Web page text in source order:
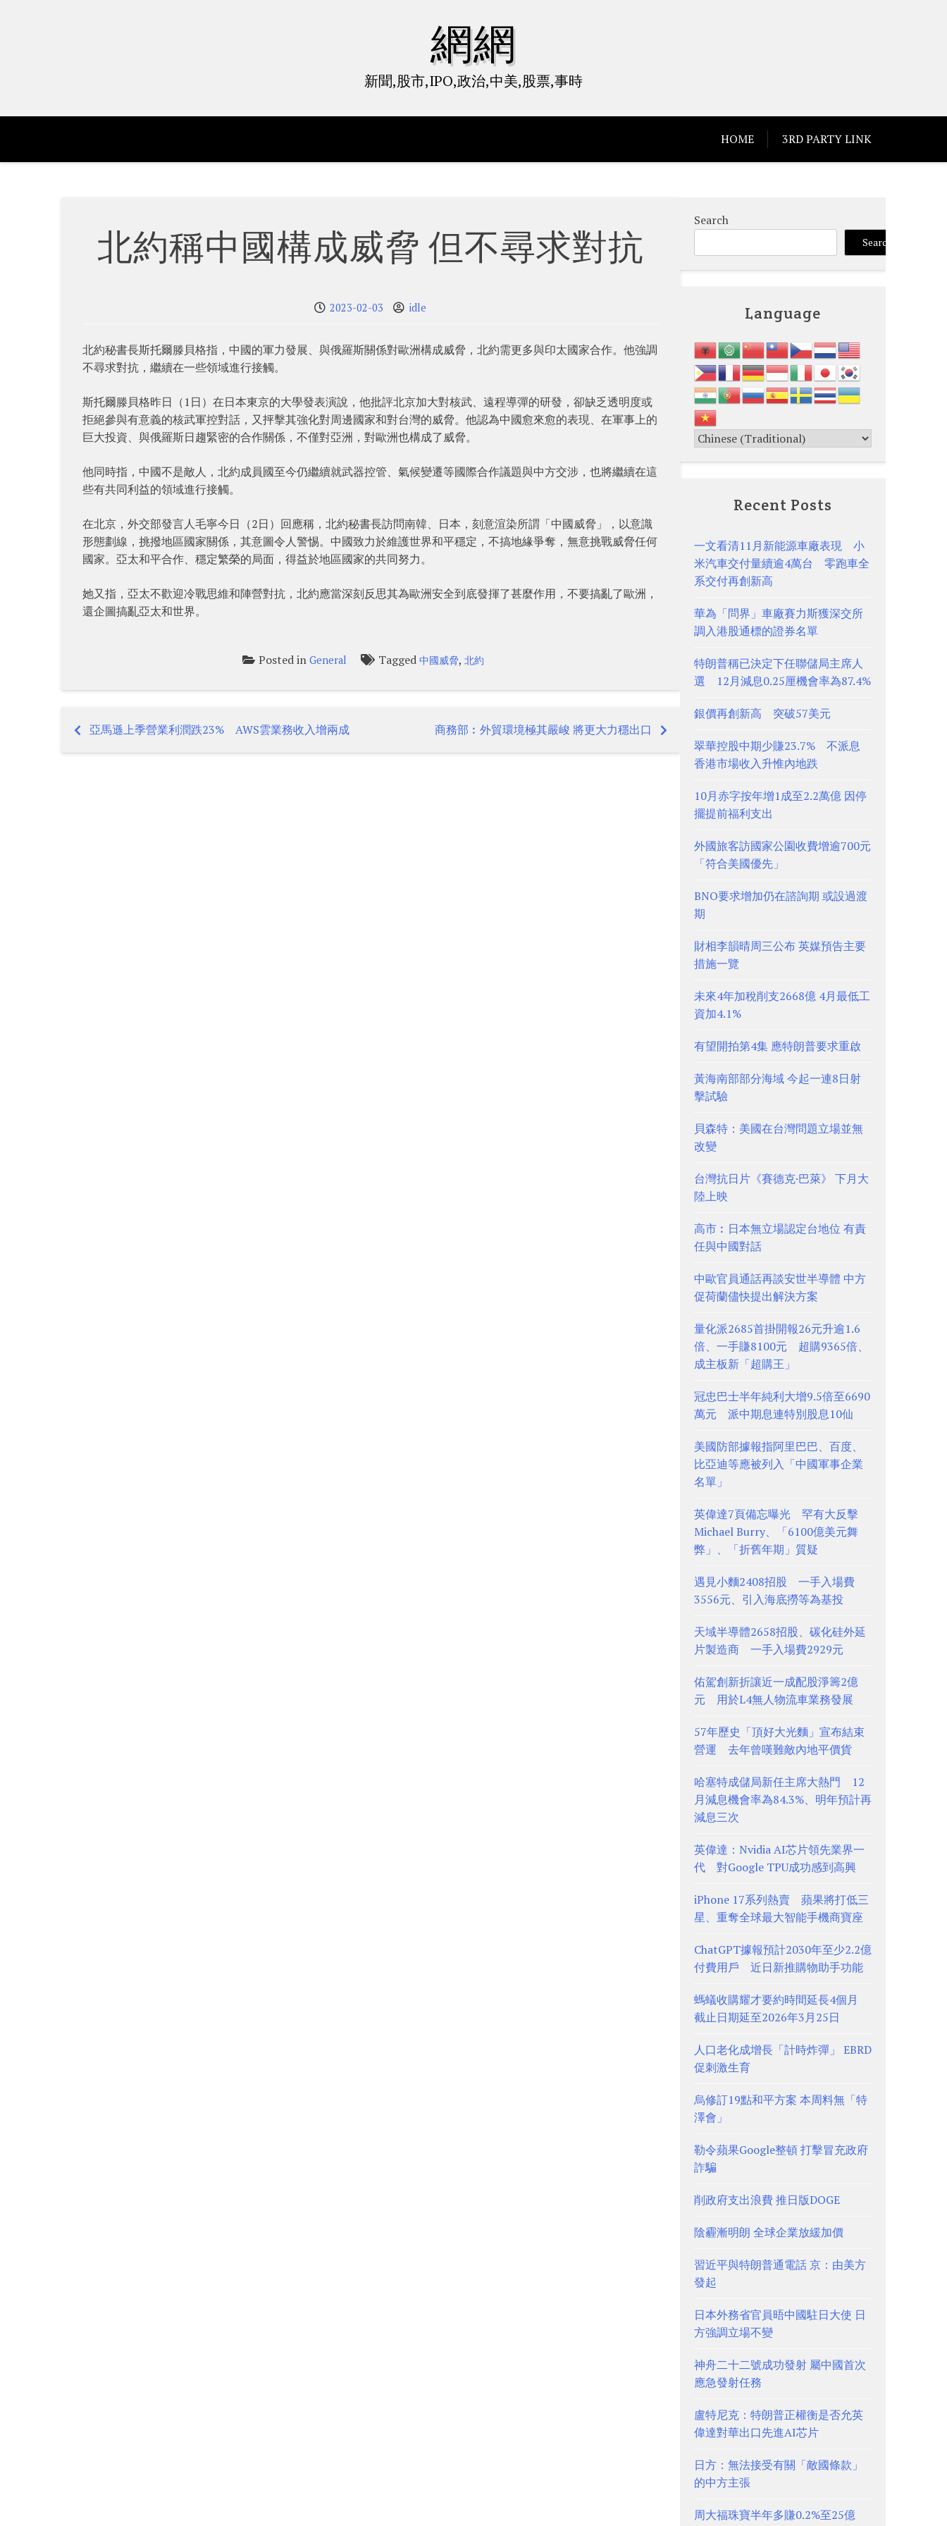
網網
新聞,股市,IPO,政治,中美,股票,事時
HOME 3RD PARTY LINK
北約稱中國構成威脅 但不尋求對抗
2023-02-03 idle
北約秘書長斯托爾滕貝格指，中國的軍力發展、與俄羅斯關係對歐洲構成威脅，北約需更多與印太國家合作。他強調
不尋求對抗，繼續在一些領域進行接觸。
斯托爾滕貝格昨日（1日）在日本東京的大學發表演說，他批評北京加大對核武、遠程導彈的研發，卻缺乏透明度或
拒絕參與有意義的核武軍控對話，又抨擊其強化對周邊國家和對台灣的威脅。他認為中國愈來愈的表現、在軍事上的
巨大投資、與俄羅斯日趨緊密的合作關係，不僅對亞洲，對歐洲也構成了威脅。
他同時指，中國不是敵人，北約成員國至今仍繼續就武器控管、氣候變遷等國際合作議題與中方交涉，也將繼續在這
些有共同利益的領域進行接觸。
在北京，外交部發言人毛寧今日（2日）回應稱，北約秘書長訪問南韓、日本，刻意渲染所謂「中國威脅」，以意識
形態劃線，挑撥地區國家關係，其意圖令人警惕。中國致力於維護世界和平穩定，不搞地緣爭奪，無意挑戰威脅任何
國家。亞太和平合作、穩定繁榮的局面，得益於地區國家的共同努力。
她又指，亞太不歡迎冷戰思維和陣營對抗，北約應當深刻反思其為歐洲安全到底發揮了甚麼作用，不要搞亂了歐洲，
還企圖搞亂亞太和世界。
Posted inGeneral Tagged中國威脅,北約
Post
亞馬遜上季營業利潤跌23% AWS雲業務收入增兩成 商務部︰外貿環境極其嚴峻 將更大力穩出口
Search
Search
Language
Recent Posts
一文看清11月新能源車廠表現 小
米汽車交付量續逾4萬台 零跑車全
系交付再創新高
華為「問界」車廠賽力斯獲深交所
調入港股通標的證券名單
特朗普稱已決定下任聯儲局主席人
選 12月減息0.25厘機會率為87.4%
銀價再創新高 突破57美元
翠華控股中期少賺23.7% 不派息
香港市場收入升惟內地跌
10月赤字按年增1成至2.2萬億 因停
擺提前福利支出
外國旅客訪國家公園收費增逾700元
「符合美國優先」
BNO要求增加仍在諮詢期 或設過渡
期
財相李韻晴周三公布 英媒預告主要
措施一覽
未來4年加稅削支2668億 4月最低工
資加4.1%
有望開拍第4集 應特朗普要求重啟
黃海南部部分海域 今起一連8日射
擊試驗
貝森特：美國在台灣問題立場並無
改變
台灣抗日片《賽德克·巴萊》 下月大
陸上映
高市︰日本無立場認定台地位 有責
任與中國對話
中歐官員通話再談安世半導體 中方
促荷蘭儘快提出解決方案
量化派2685首掛開報26元升逾1.6
倍、一手賺8100元 超購9365倍、
成主板新「超購王」
冠忠巴士半年純利大增9.5倍至6690
萬元 派中期息連特別股息10仙
美國防部據報指阿里巴巴、百度、
比亞迪等應被列入「中國軍事企業
名單」
英偉達7頁備忘曝光 罕有大反擊
Michael Burry、「6100億美元舞
弊」、「折舊年期」質疑
遇見小麵2408招股 一手入場費
3556元、引入海底撈等為基投
天域半導體2658招股、碳化硅外延
片製造商 一手入場費2929元
佑駕創新折讓近一成配股淨籌2億
元 用於L4無人物流車業務發展
57年歷史「頂好大光麵」宣布結束
營運 去年曾嘆難敵內地平價貨
哈塞特成儲局新任主席大熱門 12
月減息機會率為84.3%、明年預計再
減息三次
英偉達：Nvidia AI芯片領先業界一
代 對Google TPU成功感到高興
iPhone 17系列熱賣 蘋果將打低三
星、重奪全球最大智能手機商寶座
ChatGPT據報預計2030年至少2.2億
付費用戶 近日新推購物助手功能
螞蟻收購耀才要約時間延長4個月
截止日期延至2026年3月25日
人口老化成增長「計時炸彈」 EBRD
促刺激生育
烏修訂19點和平方案 本周料無「特
澤會」
勒令蘋果Google整頓 打擊冒充政府
詐騙
削政府支出浪費 推日版DOGE
陰霾漸明朗 全球企業放緩加價
習近平與特朗普通電話 京：由美方
發起
日本外務省官員晤中國駐日大使 日
方強調立場不變
神舟二十二號成功發射 屬中國首次
應急發射任務
盧特尼克：特朗普正權衡是否允英
偉達對華出口先進AI芯片
日方：無法接受有關「敵國條款」
的中方主張
周大福珠寶半年多賺0.2%至25億